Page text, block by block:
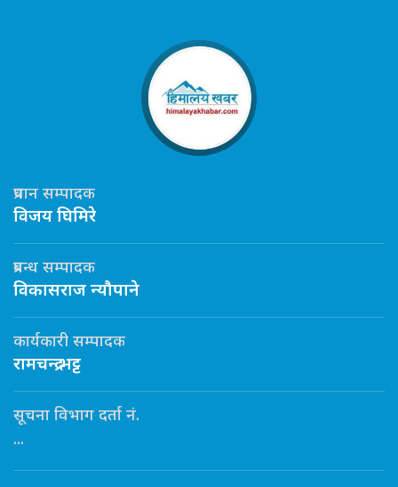
प्रधान सम्पादक
विजय घिमिरे
प्रबन्ध सम्पादक
विकासराज न्यौपाने
कार्यकारी सम्पादक
रामचन्द्र भट्ट
सूचना विभाग दर्ता नं.
...